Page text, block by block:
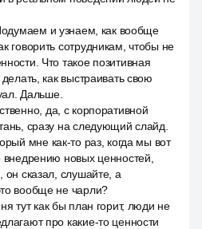
и узнаем, как вообще
говорить сотрудникам, чтобы не
Что такое позитивная
как выстраивать свою
Дальше.
да, с корпоративной
сразу на следующий слайд.
мне как-то раз, когда мы вот
внедрению новых ценностей,
он сказал, слушайте, а
вообще не чарли?
тут как бы план горит, люди не
про какие-то ценности